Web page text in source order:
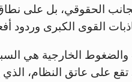
الحقوقي، بل على
القوى الكبرى وردود
الخارجية هي
تقع على عاتق النظام،